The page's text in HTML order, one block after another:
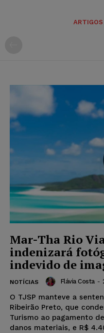
ARTIGOS
Mar-Tha Rio
indenizará
indevido de
NOTÍCIAS Flávia Costa -
O TJSP manteve a
Ribeirão Preto, que
Turismo ao pagamento de R$ 1.500,00, a título de
danos materiais, e R$